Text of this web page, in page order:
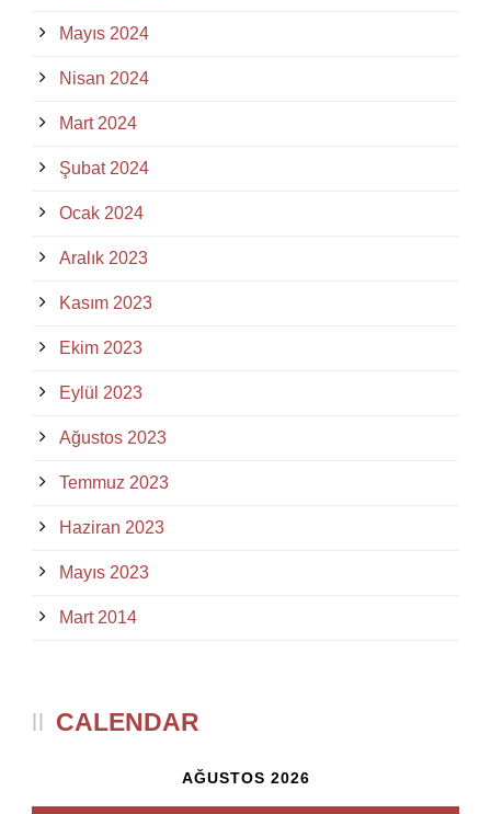
Mayıs 2024
Nisan 2024
Mart 2024
Şubat 2024
Ocak 2024
Aralık 2023
Kasım 2023
Ekim 2023
Eylül 2023
Ağustos 2023
Temmuz 2023
Haziran 2023
Mayıs 2023
Mart 2014
CALENDAR
AĞUSTOS 2026